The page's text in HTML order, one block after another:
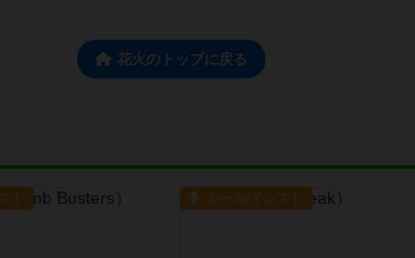
花火のトップに戻る
ト ルール/インスト